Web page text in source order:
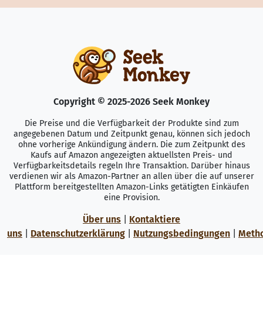
Copyright © 2025-2026 Seek Monkey
Die Preise und die Verfügbarkeit der Produkte sind zum
angegebenen Datum und Zeitpunkt genau, können sich jedoch
ohne vorherige Ankündigung ändern. Die zum Zeitpunkt des
Kaufs auf Amazon angezeigten aktuellsten Preis- und
Verfügbarkeitsdetails regeln Ihre Transaktion. Darüber hinaus
verdienen wir als Amazon-Partner an allen über die auf unserer
Plattform bereitgestellten Amazon-Links getätigten Einkäufen
eine Provision.
Über uns
Kontaktiere
uns
Datenschutzerklärung Nutzungsbedingungen